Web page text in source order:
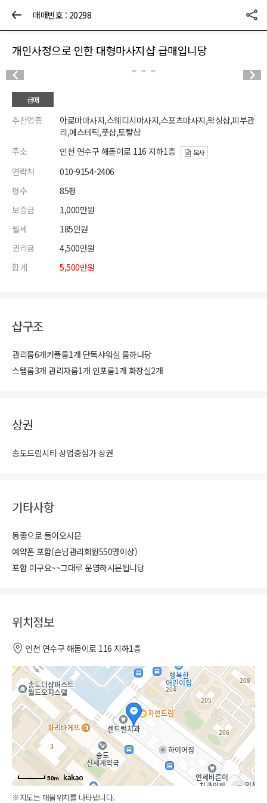
매매번호 : 20298
개인사정으로 인한 대형마사지샵 급매입니당
급매
추천업종
아로마마사지,스웨디시마사지,스포츠마사지,왁싱샵,피부관
리,에스테틱,풋샵,토탈샵
주소
인천 연수구 해돋이로 116 지하1층 복사
연락처
010-9154-2406
평수
85평
보증금
1,000만원
월세
185만원
권리금
4,500만원
합계
5,500만원
샵구조
관리룸6개커플룸1개 단독샤워실 룸하나당
스텝룸3개 관리자룸1개 인포룸1개 화장실2개
상권
송도드림시티 상업중심가 상권
기타사항
동종으로 들어오시믄
예약폰 포함(손님관리회원550명이상)
포함 이구요~~그대루 운영하시믄됩니당
위치정보
인천 연수구 해돋이로 116 지하1층
50m
※지도는 매물위치를 나타냅니다.